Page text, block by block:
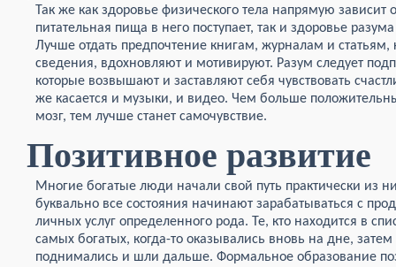
Так же как здоровье физического тела напрямую зависит
питательная пища в него поступает, так и здоровье
Лучше отдать предпочтение книгам, журналам и
сведения, вдохновляют и мотивируют. Разум следует
которые возвышают и заставляют себя чувствовать
же касается и музыки, и видео. Чем больше
мозг, тем лучше станет самочувствие.
Позитивное развитие
Многие богатые люди начали свой путь практически из
буквально все состояния начинают зарабатываться с
личных услуг определенного рода. Те, кто находится в
самых богатых, когда-то оказывались вновь на дне, затем
поднимались и шли дальше. Формальное образование